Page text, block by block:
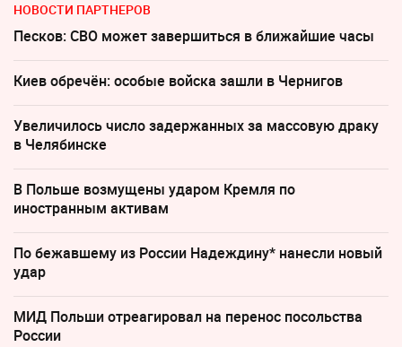
НОВОСТИ ПАРТНЕРОВ
Песков: СВО может завершиться в ближайшие часы
Киев обречён: особые войска зашли в Чернигов
Увеличилось число задержанных за массовую драку
в Челябинске
В Польше возмущены ударом Кремля по
иностранным активам
По бежавшему из России Надеждину* нанесли новый
удар
МИД Польши отреагировал на перенос посольства
России